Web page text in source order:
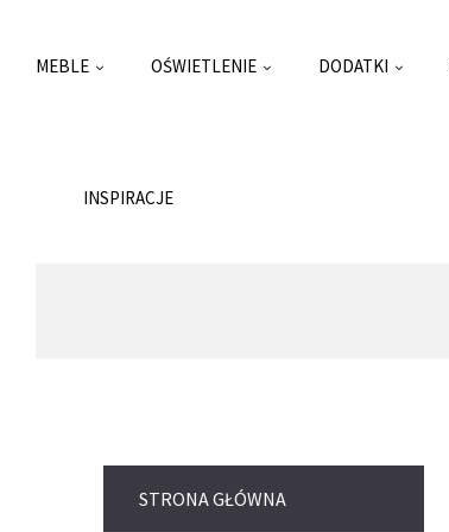
MEBLE OŚWIETLENIE DODATKI
INSPIRACJE
STRONA GŁÓWNA